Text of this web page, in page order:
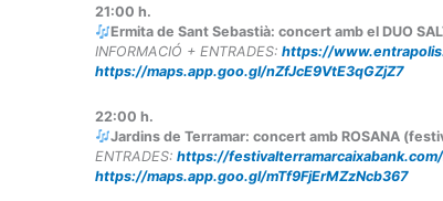
21:00 h.
Ermita de Sant Sebastià: concert amb el DUO
INFORMACIÓ + ENTRADES: https://
https://maps.app.goo.gl/nZfJcE9VtE3qGZjZ7
22:00 h.
Jardins de Terramar: concert amb ROSANA
ENTRADES: https://
https://maps.app.goo.gl/mTf9FjErMZzNcb367